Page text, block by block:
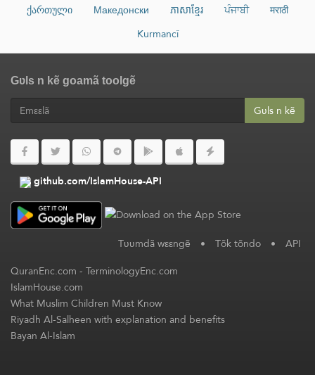
ქართული
Македонски ភាសាខ្មែរ ਪੰਜਾਬੀ
मराठी
Kurmancî
Gʋls n kẽ goamã toolgẽ
Gʋls n kẽ
github.com/IslamHouse-API
Tʋʋmdã wεεngẽ • Tõk tõndo • API
QuranEnc.com-TerminologyEnc.com
IslamHouse.com
What Muslim Children Must Know
Riyadh Al-Salheen with explanation and benefits
Bayan Al-Islam